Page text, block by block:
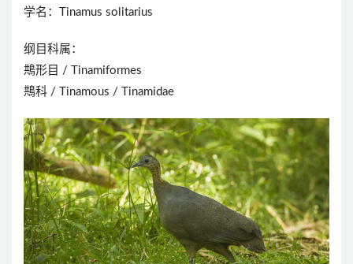
学名：Tinamus solitarius
纲目科属：
䳍形目 / Tinamiformes
䳍科 / Tinamous / Tinamidae